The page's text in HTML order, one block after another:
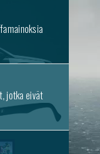
jotka eivät